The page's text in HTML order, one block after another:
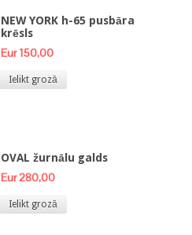
NEW YORK h-65 pusbāra
krēsls
Eur 150,00
Ielikt grozā
OVAL žurnālu galds
Eur 280,00
Ielikt grozā